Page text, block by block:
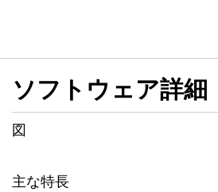
ソフトウェア詳細
図
主な特長